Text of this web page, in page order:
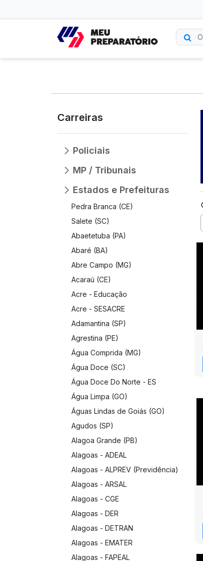
Carreiras
Policiais
MP / Tribunais
Estados e Prefeituras
Pedra Branca (CE)
Salete (SC)
Abaetetuba (PA)
Abaré (BA)
Abre Campo (MG)
Acaraú (CE)
Acre - Educação
Acre - SESACRE
Adamantina (SP)
Agrestina (PE)
Água Comprida (MG)
Água Doce (SC)
Água Doce Do Norte - ES
Água Limpa (GO)
Águas Lindas de Goiás (GO)
Agudos (SP)
Alagoa Grande (PB)
Alagoas - ADEAL
Alagoas - ALPREV (Previdência)
Alagoas - ARSAL
Alagoas - CGE
Alagoas - DER
Alagoas - DETRAN
Alagoas - EMATER
Alagoas - FAPEAL